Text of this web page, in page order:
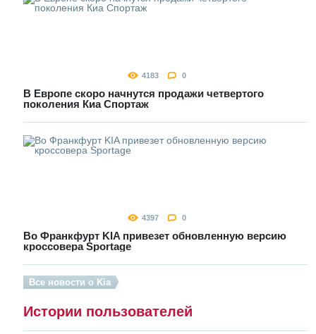
4183 0
В Европе скоро начнутся продажи четвертого
поколения Киа Спортаж
4397 0
Во Франкфурт KIA привезет обновленную версию
кроссовера Sportage
Все новости о Kia
Истории пользователей